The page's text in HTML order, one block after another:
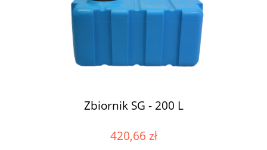
Zbiornik SG - 200 L
420,66 zł